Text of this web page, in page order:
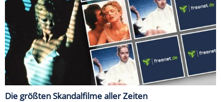
Die größten Skandalfilme aller Zeiten